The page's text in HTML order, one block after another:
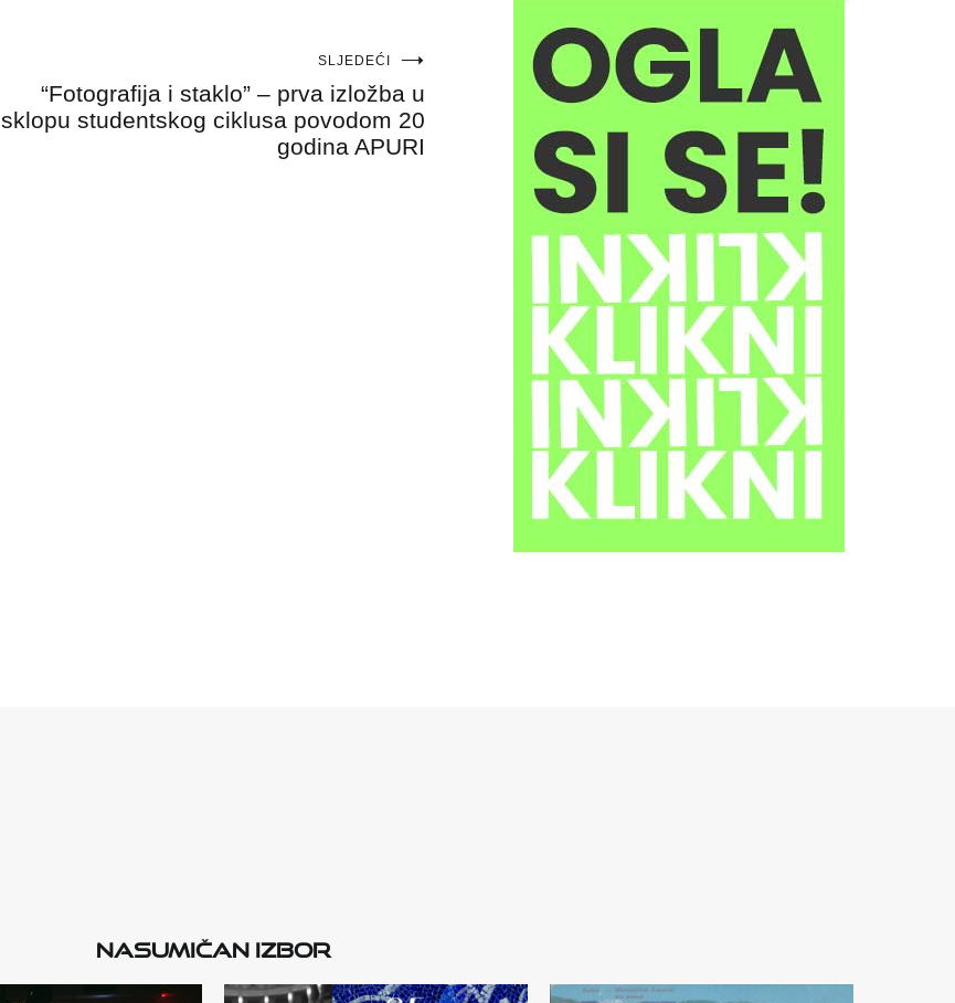
SLJEDEĆI
“Fotografija i staklo” – prva izložba u
sklopu studentskog ciklusa povodom 20
godina APURI
Nasumičan izbor